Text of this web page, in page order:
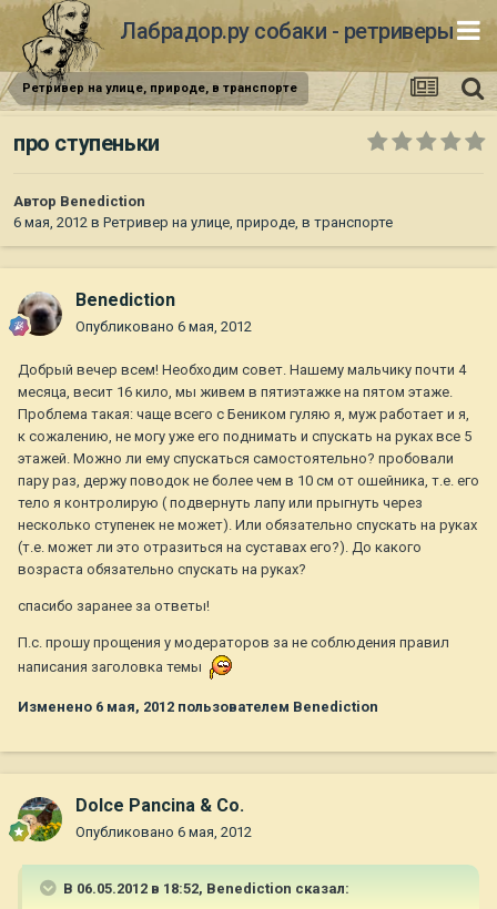
Лабрадор.ру собаки - ретриверы
Ретривер на улице, природе, в транспорте
про ступеньки
Автор Benediction
6 мая, 2012 в Ретривер на улице, природе, в транспорте
Benediction
Опубликовано 6 мая, 2012
Добрый вечер всем! Необходим совет. Нашему мальчику почти 4
месяца, весит 16 кило, мы живем в пятиэтажке на пятом этаже.
Проблема такая: чаще всего с Беником гуляю я, муж работает и я,
к сожалению, не могу уже его поднимать и спускать на руках все 5
этажей. Можно ли ему спускаться самостоятельно? пробовали
пару раз, держу поводок не более чем в 10 см от ошейника, т.е. его
тело я контролирую ( подвернуть лапу или прыгнуть через
несколько ступенек не может). Или обязательно спускать на руках
(т.е. может ли это отразиться на суставах его?). До какого
возраста обязательно спускать на руках?
спасибо заранее за ответы!
П.с. прошу прощения у модераторов за не соблюдения правил
написания заголовка темы
Изменено 6 мая, 2012 пользователем Benediction
Dolce Pancina & Co.
Опубликовано 6 мая, 2012
В 06.05.2012 в 18:52, Benediction сказал: